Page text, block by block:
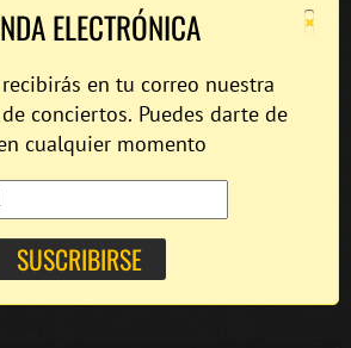
×
ELECTRÓNICA
en tu correo nuestra
conciertos. Puedes darte de
cualquier momento